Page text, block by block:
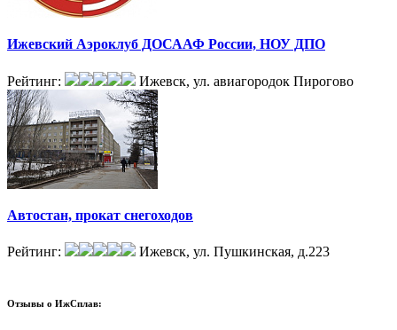
Ижевский Аэроклуб ДОСААФ России, НОУ ДПО
Рейтинг: Ижевск, ул. авиагородок Пирогово
Автостан, прокат снегоходов
Рейтинг: Ижевск, ул. Пушкинская, д.223
Отзывы о ИжСплав: